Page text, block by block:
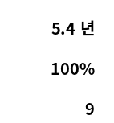
5.4 년
100%
9